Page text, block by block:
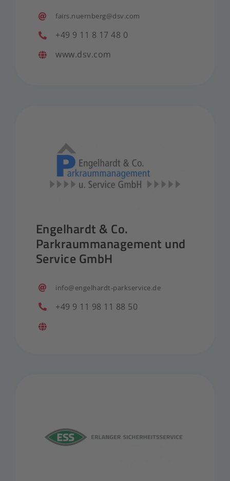
fairs.nuernberg@dsv.com
+49 9 11 8 17 48 0
www.dsv.com
Engelhardt & Co.
Parkraummanagement und
Service GmbH
info@engelhardt-parkservice.de
+49 9 11 98 11 88 50